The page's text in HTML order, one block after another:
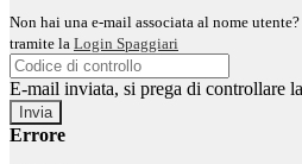
Non hai una e-mail associata al nome
tramite la Login Spaggiari
E-mail inviata, si prega di controllare
Errore